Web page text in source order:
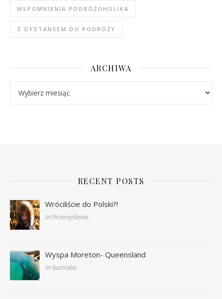
WSPOMNIENIA PODRÓŻOHOLIKA
Z DYSTANSEM DO PODRÓŻY
ARCHIWA
RECENT POSTS
Wróciliście do Polski?!
In Przemyślenia
Wyspa Moreton- Queensland
In Australia